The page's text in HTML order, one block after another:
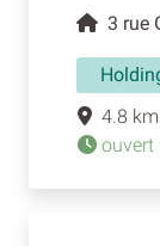
3 rue
4.8
ouvert